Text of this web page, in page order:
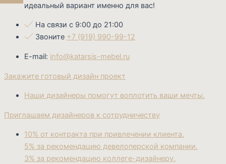
идеальный вариант именно для вас!
На связи с 9:00 до 21:00
Звоните +7 (919) 990-99-12
E-mail: info@katarsis-mebel.ru
Закажите готовый дизайн проект
Наши дизайнеры помогут воплотить ваши мечты.
Приглашаем дизайнеров к сотрудничеству
10% от контракта при привлечении клиента.
5% за рекомендацию девелоперской компании.
3% за рекомендацию коллеге-дизайнеру.